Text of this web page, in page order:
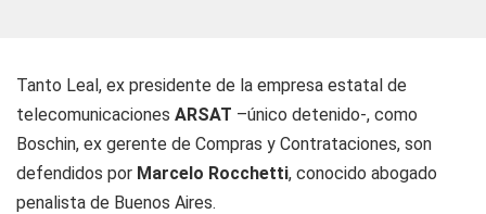
Tanto Leal, ex presidente de la empresa estatal de
telecomunicaciones ARSAT –único detenido-, como
Boschin, ex gerente de Compras y Contrataciones, son
defendidos por Marcelo Rocchetti, conocido abogado
penalista de Buenos Aires.